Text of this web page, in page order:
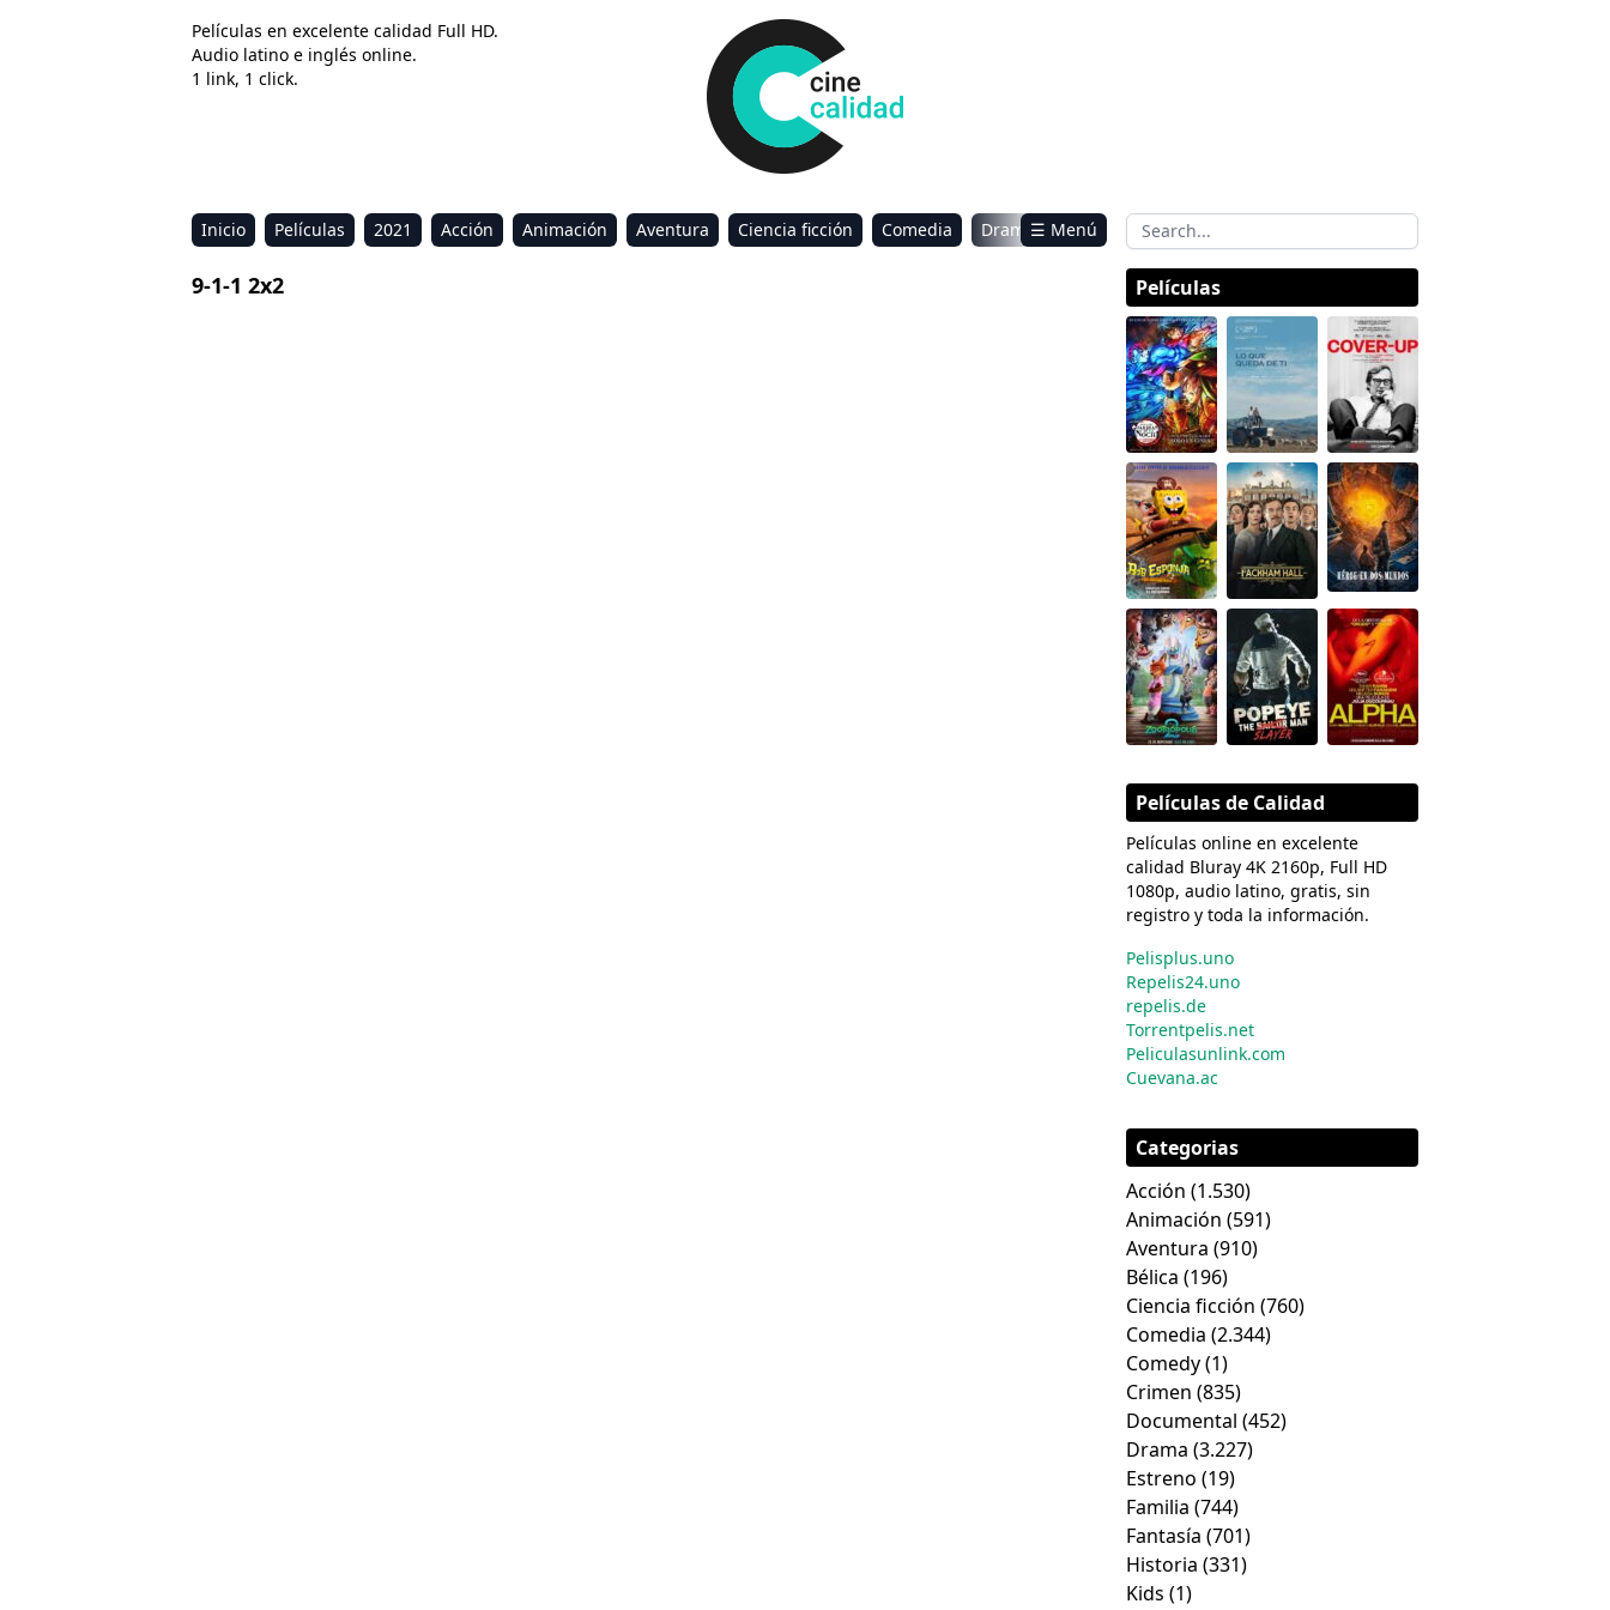
Películas en excelente calidad Full HD.
Audio latino e inglés online.
1 link, 1 click.
Inicio Películas 2021 Acción Animación Aventura Ciencia ficción Comedia
Drama
Estreno
☰ Menú
9-1-1 2x2 Películas
Películas de Calidad
Películas online en excelente
calidad Bluray 4K 2160p, Full HD
1080p, audio latino, gratis, sin
registro y toda la información.
Pelisplus.uno
Repelis24.uno
repelis.de
Torrentpelis.net
Peliculasunlink.com
Cuevana.ac
Categorias
Acción (1.530)
Animación (591)
Aventura (910)
Bélica (196)
Ciencia ficción (760)
Comedia (2.344)
Comedy(1)
Crimen (835)
Documental (452)
Drama (3.227)
Estreno (19)
Familia (744)
Fantasía (701)
Historia (331)
Kids (1)